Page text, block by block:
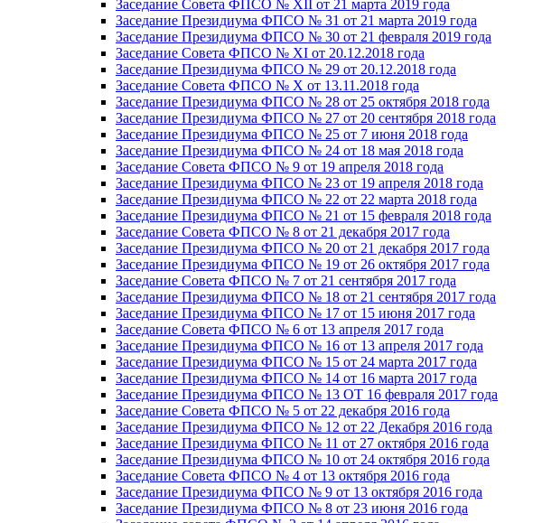
Заседание Совета ФПСО № XII от 21 марта 2019 года
Заседание Президиума ФПСО № 31 от 21 марта 2019 года
Заседание Президиума ФПСО № 30 от 21 февраля 2019 года
Заседание Совета ФПСО № XI от 20.12.2018 года
Заседание Президиума ФПСО № 29 от 20.12.2018 года
Заседание Совета ФПСО № X от 13.11.2018 года
Заседание Президиума ФПСО № 28 от 25 октября 2018 года
Заседание Президиума ФПСО № 27 от 20 сентября 2018 года
Заседание Президиума ФПСО № 25 от 7 июня 2018 года
Заседание Президиума ФПСО № 24 от 18 мая 2018 года
Заседание Совета ФПСО № 9 от 19 апреля 2018 года
Заседание Президиума ФПСО № 23 от 19 апреля 2018 года
Заседание Президиума ФПСО № 22 от 22 марта 2018 года
Заседание Президиума ФПСО № 21 от 15 февраля 2018 года
Заседание Совета ФПСО № 8 от 21 декабря 2017 года
Заседание Президиума ФПСО № 20 от 21 декабря 2017 года
Заседание Президиума ФПСО № 19 от 26 октября 2017 года
Заседание Совета ФПСО № 7 от 21 сентября 2017 года
Заседание Президиума ФПСО № 18 от 21 сентября 2017 года
Заседание Президиума ФПСО № 17 от 15 июня 2017 года
Заседание Совета ФПСО № 6 от 13 апреля 2017 года
Заседание Президиума ФПСО № 16 от 13 апреля 2017 года
Заседание Президиума ФПСО № 15 от 24 марта 2017 года
Заседание Президиума ФПСО № 14 от 16 марта 2017 года
Заседание Президиума ФПСО № 13 ОТ 16 февраля 2017 года
Заседание Совета ФПСО № 5 от 22 декабря 2016 года
Заседание Президиума ФПСО № 12 от 22 Декабря 2016 года
Заседание Президиума ФПСО № 11 от 27 октября 2016 года
Заседание Президиума ФПСО № 10 от 24 октября 2016 года
Заседание Совета ФПСО № 4 от 13 октября 2016 года
Заседание Президиума ФПСО № 9 от 13 октября 2016 года
Заседание Президиума ФПСО № 8 от 23 июня 2016 года